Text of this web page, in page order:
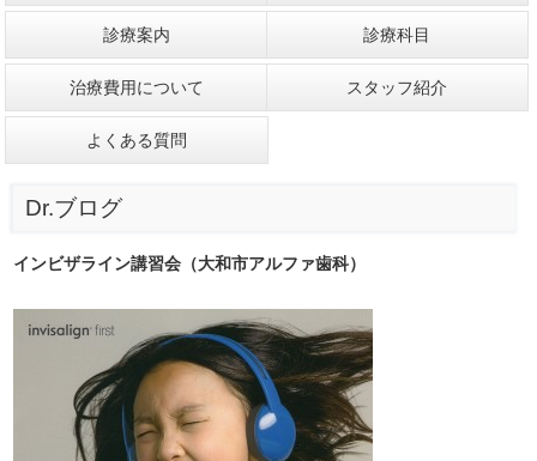
診療案内 診療科目
治療費用について スタッフ紹介
よくある質問
Dr.ブログ
インビザライン講習会（大和市アルファ歯科）